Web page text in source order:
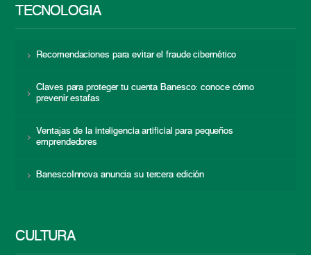
TECNOLOGÍA
Recomendaciones para evitar el fraude cibernético
Claves para proteger tu cuenta Banesco: conoce cómo
prevenir estafas
Ventajas de la inteligencia artificial para pequeños
emprendedores
BanescoInnova anuncia su tercera edición
CULTURA